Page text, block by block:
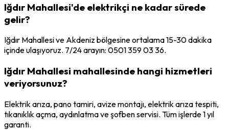
Iğdır Mahallesi'de elektrikçi ne kadar sürede
gelir?
Iğdır Mahallesi ve Akdeniz bölgesine ortalama 15-30 dakika
içinde ulaşıyoruz. 7/24 arayın: 0501 359 03 36.
Iğdır Mahallesi mahallesinde hangi hizmetleri
veriyorsunuz?
Elektrik arıza, pano tamiri, avize montajı, elektrik arıza tespiti,
tıkanıklık açma, aydınlatma ve şofben servisi. Tüm işlerde 1 yıl
garanti.